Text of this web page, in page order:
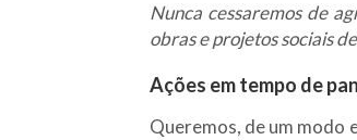
Nunca cessaremos de
obras e projetos sociais
Ações em tempo de
Queremos, de um modo